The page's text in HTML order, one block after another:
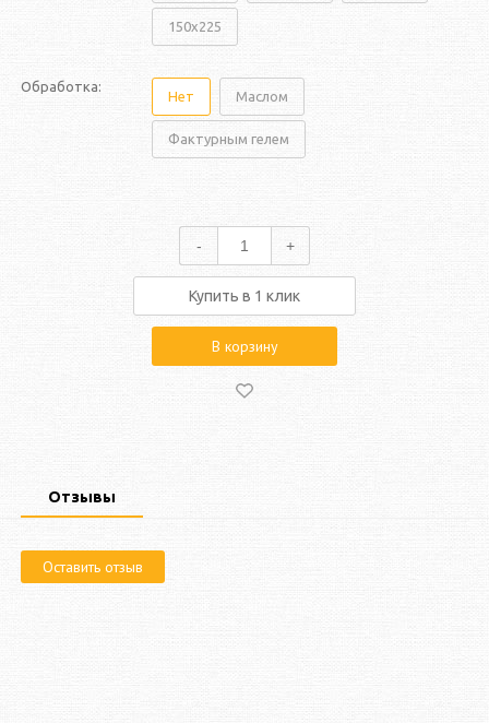
150x225
Обработка:
Нет Маслом
Фактурным гелем
- +
Купить в 1 клик
В корзину
Отзывы
Оставить отзыв